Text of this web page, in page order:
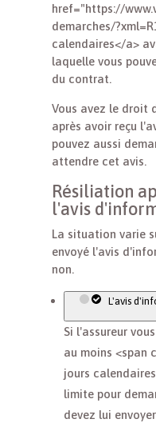
href="https://
demarches/
calendaires</a>
laquelle vous
du contrat.
Vous avez le droit
après avoir reçu
pouvez aussi
attendre cet avis.
Résiliation
l'avis
La situation varie
envoyé l'avis
non.
L'avis
Si l'assureur
au moins <span
jours
limite pour
devez lui